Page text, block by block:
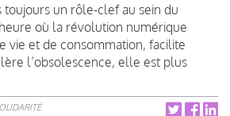
toujours un rôle-clef au sein du
où la révolution numérique
vie et de consommation, facilite
l’obsolescence, elle est plus